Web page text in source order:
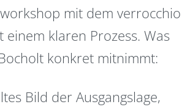
mit dem verrocchio
einem klaren Prozess. Was
konkret mitnimmt:
Bild der Ausgangslage,